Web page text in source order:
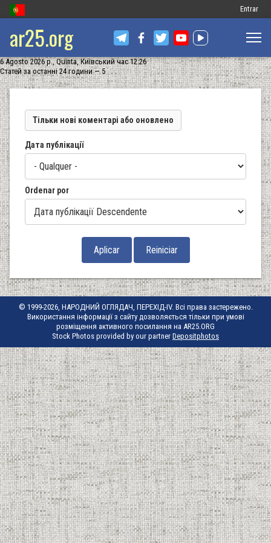
Меню
запису
Entrar
ar25.org
6 Agosto 2026 р., Quinta, Київський час 12:26
Статей за останні 24 години — 5
Тільки нові коментарі або оновлено
Дата публікації
Ordenar por
© 1999-2026, НАРОДНИЙ ОГЛЯДАЧ, ПЕРЕХІД-IV. Всі права застережено.
Використання інформації з сайту дозволяється тільки при умові
розміщення активного посилання на AR25.ORG
Stock Photos provided by our partner Depositphotos